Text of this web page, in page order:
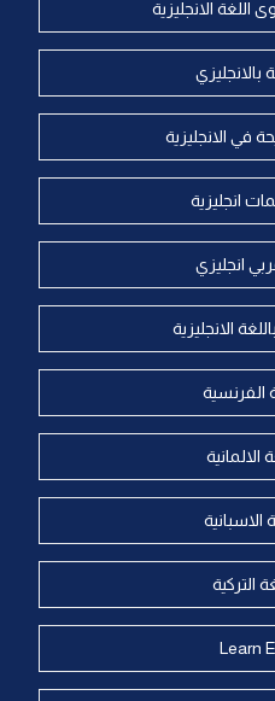
اللغة الانجليزية
بالانجليزي
في الانجليزية
انجليزية
انجليزي
الانجليزية
الفرنسية
الالمانية
الاسبانية
التركية
Learn